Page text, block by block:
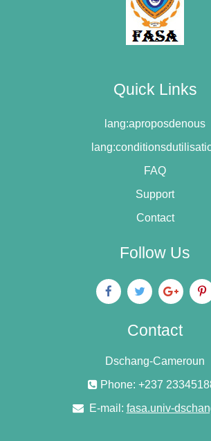
Quick Links
lang:aproposdenous
FAQ
Support
Contact
Follow Us
Contact
Dschang-Cameroun
Phone: +237
E-mail: fasa.univ-